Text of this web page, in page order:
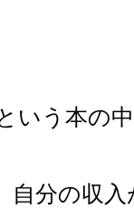
いう本の
自分の収